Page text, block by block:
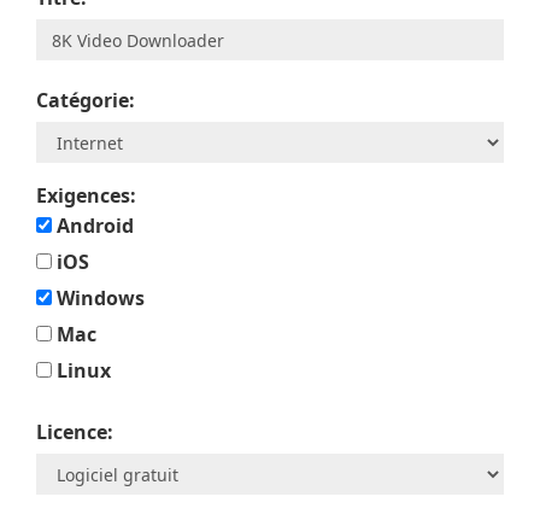
Catégorie:
Exigences:
Android
iOS
Windows
Mac
Linux
Licence: